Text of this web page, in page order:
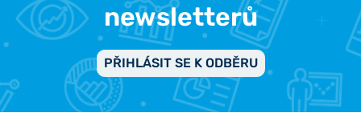
newsletterů
PŘIHLÁSIT SE K ODBĚRU